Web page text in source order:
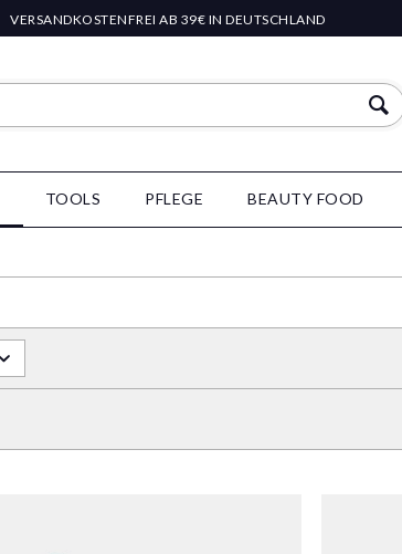
VERSANDKOSTENFREI AB 39€ IN DEUTSCHLAND
TOOLS PFLEGE BEAUTY FOOD